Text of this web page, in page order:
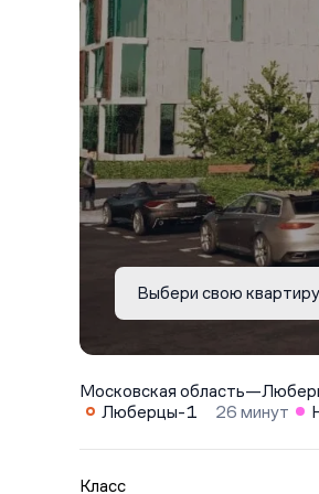
Выбери свою квартиру
Московская область—
Люберцы-1
26 минут
Класс